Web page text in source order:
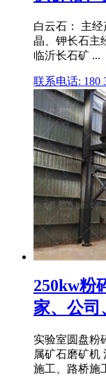
白云石： 主
晶、钾长石主
临沂长石矿 ...
联系电话: 180
250kw粉
家、公司
实验室圆盘粉
属矿石磨矿机
施工、路桥施